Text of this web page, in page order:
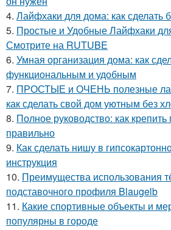
4. Лайфхаки для дома: как сделать
5. Простые и Удобные Лайфхаки
Смотрите на RUTUBE
6. Умная организация дома: как
функциональным и удобным
7. ПРОСТЫЕ и ОЧЕНЬ полезные
как сделать свой дом уютным без
8. Полное руководство: как
правильно
9. Как сделать нишу в
инструкция
10. Преимущества использования
подставочного профиля Blaugelb
11. Какие спортивные объекты и
популярны в городе